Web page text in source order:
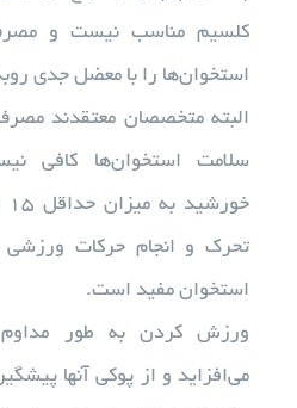
کلسیم مناسب نیست و
استخوان‌ها را با معضل جدی
البته متخصصان معتقدند
سلامت استخوان‌ها کافی
تحرک و انجام حرکات ورزشی
استخوان مفید است.
ورزش کردن به طور مداوم
می‌افزاید و از پوکی آنها